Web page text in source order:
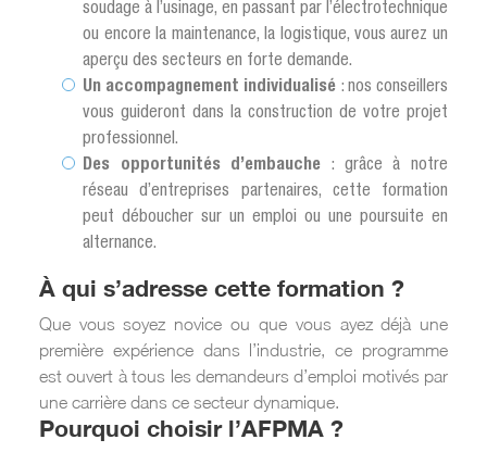
soudage à l’usinage, en passant par l’électrotechnique
ou encore la maintenance, la logistique, vous aurez un
aperçu des secteurs en forte demande.
Un accompagnement individualisé : nos conseillers
vous guideront dans la construction de votre projet
professionnel.
Des opportunités d’embauche : grâce à notre
réseau d’entreprises partenaires, cette formation
peut déboucher sur un emploi ou une poursuite en
alternance.
À qui s’adresse cette formation ?
Que vous soyez novice ou que vous ayez déjà une
première expérience dans l’industrie, ce programme
est ouvert à tous les demandeurs d’emploi motivés par
une carrière dans ce secteur dynamique.
Pourquoi choisir l’AFPMA ?